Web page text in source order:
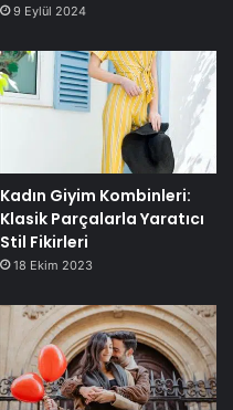
9 Eylül 2024
Kadın Giyim Kombinleri:
Klasik Parçalarla Yaratıcı
Stil Fikirleri
18 Ekim 2023